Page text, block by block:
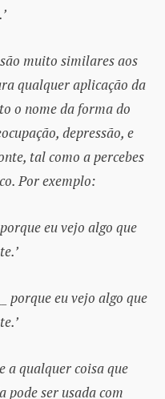
muito similares aos
qualquer aplicação da
o nome da forma do
depressão, e
tal como a percebes
Por exemplo:
eu vejo algo que
porque eu vejo algo que
a qualquer coisa que
ser usada com